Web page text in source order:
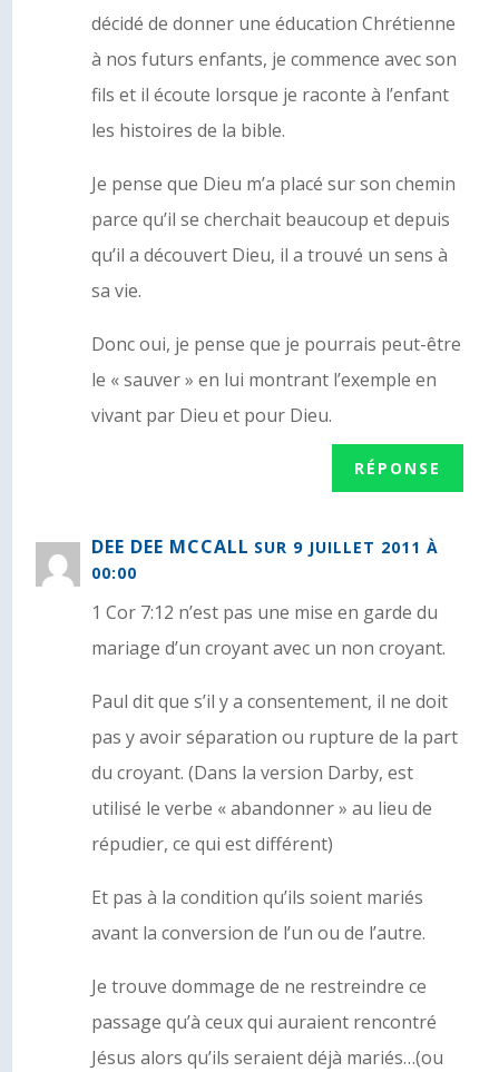
décidé de donner une éducation Chrétienne
à nos futurs enfants, je commence avec son
fils et il écoute lorsque je raconte à l’enfant
les histoires de la bible.
Je pense que Dieu m’a placé sur son chemin
parce qu’il se cherchait beaucoup et depuis
qu’il a découvert Dieu, il a trouvé un sens à
sa vie.
Donc oui, je pense que je pourrais peut-être
le « sauver » en lui montrant l’exemple en
vivant par Dieu et pour Dieu.
RÉPONSE
DEE DEE MCCALL SUR 9 JUILLET 2011 À
00:00
1 Cor 7:12 n’est pas une mise en garde du
mariage d’un croyant avec un non croyant.
Paul dit que s’il y a consentement, il ne doit
pas y avoir séparation ou rupture de la part
du croyant. (Dans la version Darby, est
utilisé le verbe « abandonner » au lieu de
répudier, ce qui est différent)
Et pas à la condition qu’ils soient mariés
avant la conversion de l’un ou de l’autre.
Je trouve dommage de ne restreindre ce
passage qu’à ceux qui auraient rencontré
Jésus alors qu’ils seraient déjà mariés…(ou